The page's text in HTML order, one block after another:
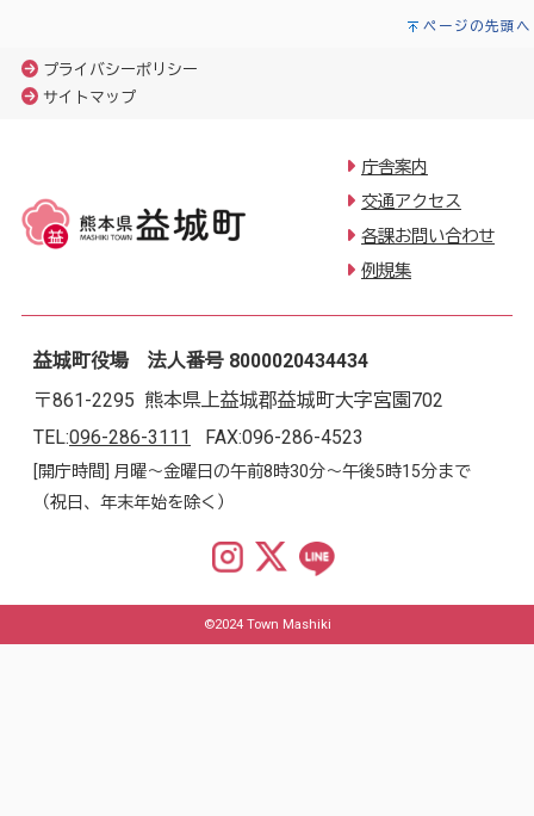
ページの先頭へ
プライバシーポリシー
サイトマップ
庁舎案内
交通アクセス
各課お問い合わせ
例規集
益城町役場 法人番号 8000020434434
〒861-2295 熊本県上益城郡益城町大字宮園702
TEL:096-286-3111 FAX:096-286-4523
[開庁時間] 月曜～金曜日の午前8時30分～午後5時15分まで
（祝日、年末年始を除く）
©2024 Town Mashiki